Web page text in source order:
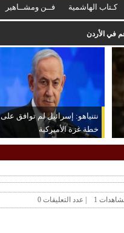
كـتاب الهاشمية فــن ومشــاهير
في الأردن
نتنياهو: إسرائيل لم توافق على
خطة غزة الأميركية